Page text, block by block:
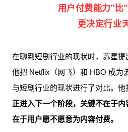
用户付费能力”比
更决定行业
在聊到短剧行业的现状时，苏星提
他把 Netflix（网飞）和 HBO 成为
与短剧行业的现状进行了对比。他
正进入下一个阶段，关键不在于
在于用户愿不愿意为内容付费。